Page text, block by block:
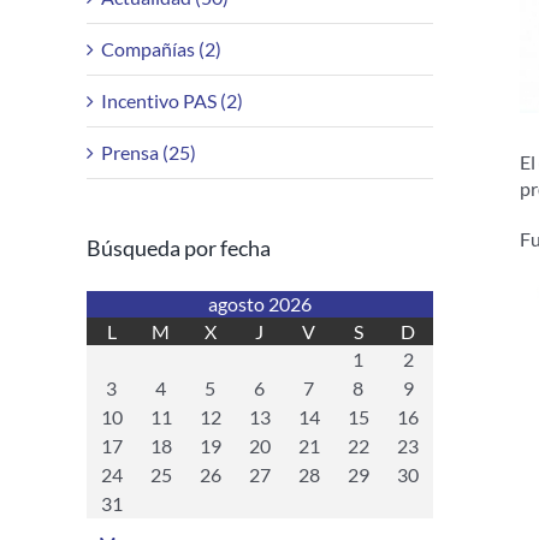
Compañías (2)
Incentivo PAS (2)
Prensa (25)
Búsqueda por fecha
agosto 2026
L
M X J V S
D
1
2
3
4 5 6 7 8
9
10
11 12 13 14 15
16
17
18 19 20 21 22
23
24
25 26 27 28 29
30
31